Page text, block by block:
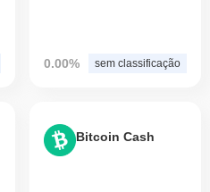
0.00% sem classificação
Bitcoin Cash